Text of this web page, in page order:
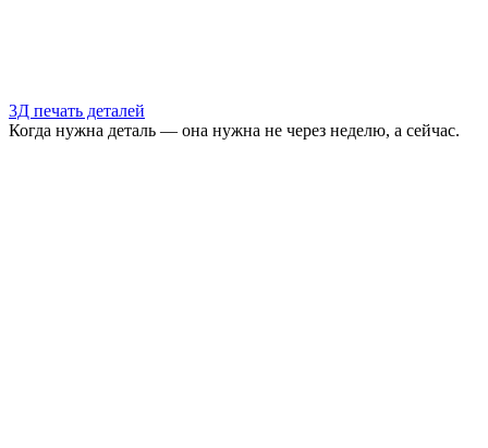
3Д печать деталей
Когда нужна деталь — она нужна не через неделю, а сейчас.